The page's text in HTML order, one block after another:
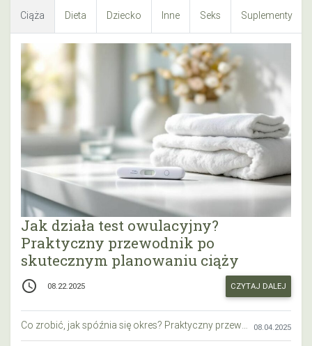
Ciąża Dieta Dziecko Inne Seks Suplementy
Jak działa test owulacyjny?
Praktyczny przewodnik po
skutecznym planowaniu ciąży
access_time 08.22.2025 CZYTAJ DALEJ
Co zrobić, jak spóźnia się okres? Praktyczny przewodnik krok po kroku 08.04.2025